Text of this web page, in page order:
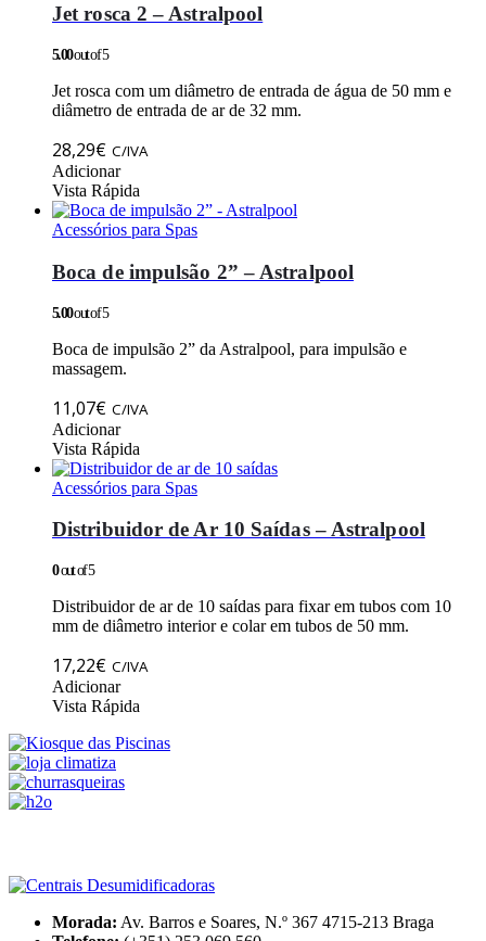
Jet rosca 2 – Astralpool
5.00out of 5
Jet rosca com um diâmetro de entrada de água de 50 mm e
diâmetro de entrada de ar de 32 mm.
28,29€ C/IVA
Adicionar
Vista Rápida
Acessórios para Spas
Boca de impulsão 2” – Astralpool
5.00out of 5
Boca de impulsão 2” da Astralpool, para impulsão e
massagem.
11,07€ C/IVA
Adicionar
Vista Rápida
Acessórios para Spas
Distribuidor de Ar 10 Saídas – Astralpool
0out of 5
Distribuidor de ar de 10 saídas para fixar em tubos com 10
mm de diâmetro interior e colar em tubos de 50 mm.
17,22€ C/IVA
Adicionar
Vista Rápida
Morada: Av. Barros e Soares, N.º 367 4715-213 Braga